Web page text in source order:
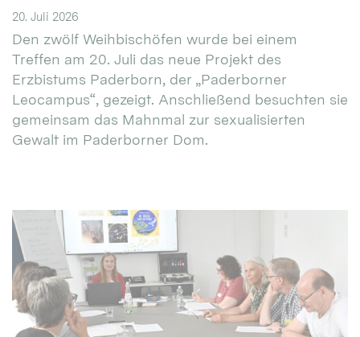
20. Juli 2026
Den zwölf Weihbischöfen wurde bei einem
Treffen am 20. Juli das neue Projekt des
Erzbistums Paderborn, der „Paderborner
Leocampus“, gezeigt. Anschließend besuchten sie
gemeinsam das Mahnmal zur sexualisierten
Gewalt im Paderborner Dom.